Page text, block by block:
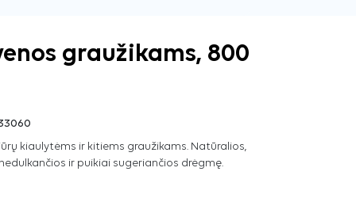
graužikams, 800
kiaulytėms ir kitiems graužikams. Natūralios,
ir puikiai sugeriančios drėgmę.